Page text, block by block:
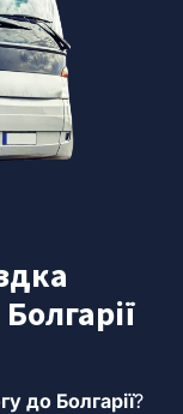
до Болгарії?